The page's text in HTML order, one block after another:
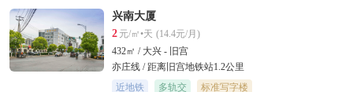
兴南大厦
2 元/㎡•天 (14.4元/月)
432㎡ / 大兴 - 旧宫
亦庄线 / 距离旧宫地铁站1.2公里
近地铁
多轨交 标准写字楼